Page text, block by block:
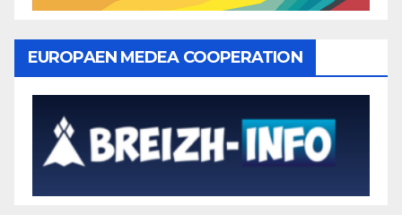
EUROPAEN MEDEA COOPERATION